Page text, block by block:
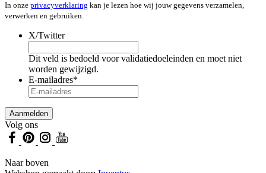
In onze privacyverklaring kan je lezen hoe wij jouw gegevens verzamelen,
verwerken en gebruiken.
X/Twitter
Dit veld is bedoeld voor validatiedoeleinden en moet niet
worden gewijzigd.
E-mailadres*
Volg ons
Naar boven